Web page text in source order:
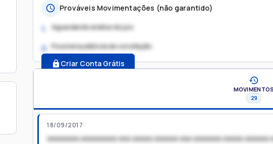
Prováveis Movimentações (não garantido)
1. Aguardando análise do juiz
2. Possível audiência de conciliação
Criar Conta Grátis
MOVIMENTOS
29
18/09/2017
xxxxxxxx xxxxxxxxx xxx xxxxx xxxxxx xxx xxxxxxx xxxxx xxxxxx